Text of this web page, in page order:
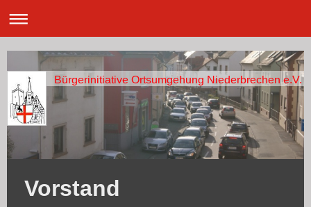
Bürgerinitiative Ortsumgehung Niederbrechen e.V.
Vorstand